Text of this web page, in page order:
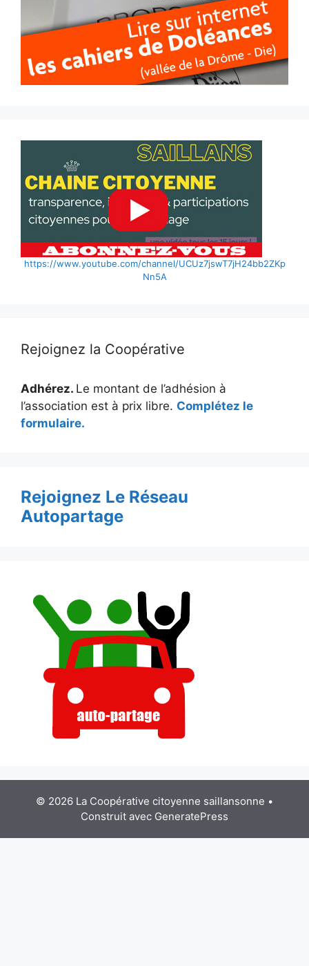
https://www.youtube.com/channel/UCUz7jswT7jH24bb2ZKp
Nn5A
Rejoignez la Coopérative
Adhérez. Le montant de l’adhésion à
l’association est à prix libre. Complétez le
formulaire.
Rejoignez Le Réseau
Autopartage
© 2026 La Coopérative citoyenne saillansonne •
Construit avec GeneratePress